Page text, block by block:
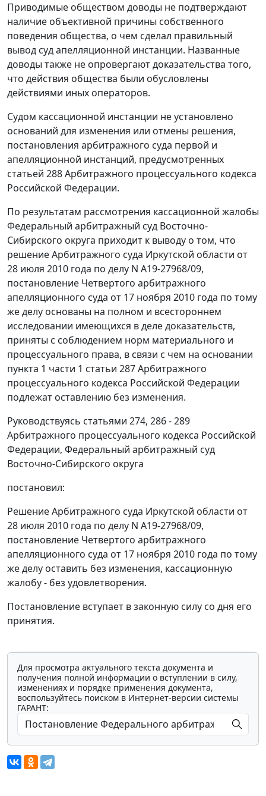
Приводимые обществом доводы не подтверждают
наличие объективной причины собственного
поведения общества, о чем сделал правильный
вывод суд апелляционной инстанции. Названные
доводы также не опровергают доказательства того,
что действия общества были обусловлены
действиями иных операторов.
Судом кассационной инстанции не установлено
оснований для изменения или отмены решения,
постановления арбитражного суда первой и
апелляционной инстанций, предусмотренных
статьей 288Арбитражного процессуального кодекса
Российской Федерации.
По результатам рассмотрения кассационной жалобы
Федеральный арбитражный суд Восточно-
Сибирского округа приходит к выводу о том, что
решение Арбитражного суда Иркутской области от
28 июля 2010 года по делу N А19-27968/09,
постановление Четвертого арбитражного
апелляционного суда от 17 ноября 2010 года по тому
же делу основаны на полном и всестороннем
исследовании имеющихся в деле доказательств,
приняты с соблюдением норм материального и
процессуального права, в связи с чем на основании
пункта 1 части 1 статьи 287Арбитражного
процессуального кодекса Российской Федерации
подлежат оставлению без изменения.
Руководствуясь статьями 274, 286 - 289
Арбитражного процессуального кодекса Российской
Федерации, Федеральный арбитражный суд
Восточно-Сибирского округа
постановил:
Решение Арбитражного суда Иркутской области от
28 июля 2010 года по делу N А19-27968/09,
постановление Четвертого арбитражного
апелляционного суда от 17 ноября 2010 года по тому
же делу оставить без изменения, кассационную
жалобу - без удовлетворения.
Постановление вступает в законную силу со дня его
принятия.
Для просмотра актуального текста документа и
получения полной информации о вступлении в силу,
изменениях и порядке применения документа,
воспользуйтесь поиском в Интернет-версии системы
ГАРАНТ: